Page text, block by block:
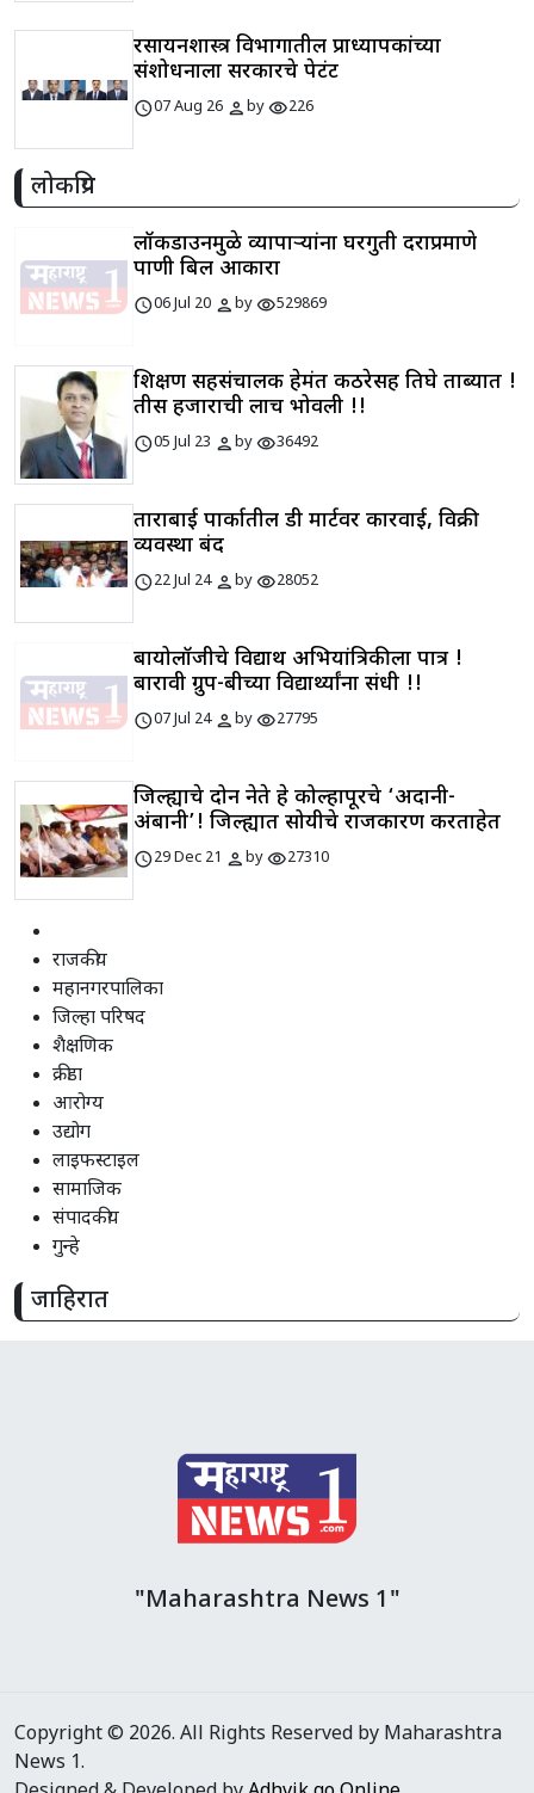
रसायनशास्त्र विभागातील प्राध्यापकांच्या
संशोधनाला सरकारचे पेटंट
schedule07 Aug 26 personbyvisibility226
लोकप्रिय
लॉकडाउनमुळे व्यापाऱ्यांना घरगुती दराप्रमाणे
पाणी बिल आकारा
schedule06 Jul 20 personbyvisibility529869
शिक्षण सहसंचालक हेमंत कठरेसह तिघे ताब्यात !
तीस हजाराची लाच भोवली !!
schedule05 Jul 23 personbyvisibility36492
ताराबाई पार्कातील डी मार्टवर कारवाई, विक्री
व्यवस्था बंद
schedule22 Jul 24 personbyvisibility28052
बायोलॉजीचे विद्यार्थी अभियांत्रिकीला पात्र !
बारावी ग्रुप-बीच्या विद्यार्थ्यांना संधी !!
schedule07 Jul 24 personbyvisibility27795
जिल्ह्याचे दोन नेते हे कोल्हापूरचे ‘अदानी-
अंबानी’! जिल्ह्यात सोयीचे राजकारण करताहेत
schedule29 Dec 21 personbyvisibility27310
राजकीय
महानगरपालिका
जिल्हा परिषद
शैक्षणिक
क्रीडा
आरोग्य
उद्योग
लाइफस्टाइल
सामाजिक
संपादकीय
गुन्हे
जाहिरात
"Maharashtra News 1"
Copyright © 2026. All Rights Reserved by Maharashtra
News 1.